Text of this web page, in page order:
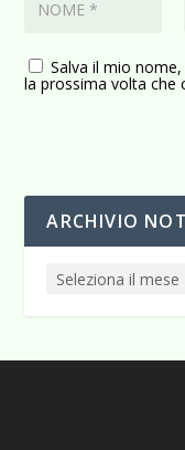
Salva il mio
la prossima volta che
ARCHIVIO